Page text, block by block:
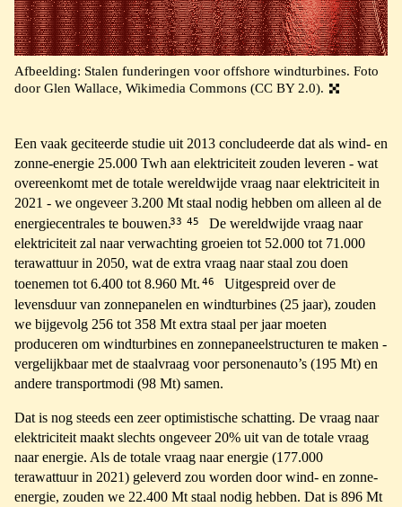
Afbeelding: Stalen funderingen voor offshore windturbines. Foto
door Glen Wallace, Wikimedia Commons (CC BY 2.0).
Een vaak geciteerde studie uit 2013 concludeerde dat als wind- en
zonne-energie 25.000 Twh aan elektriciteit zouden leveren - wat
overeenkomt met de totale wereldwijde vraag naar elektriciteit in
2021 - we ongeveer 3.200 Mt staal nodig hebben om alleen al de
energiecentrales te bouwen.33 45
De wereldwijde vraag naar
elektriciteit zal naar verwachting groeien tot 52.000 tot 71.000
terawattuur in 2050, wat de extra vraag naar staal zou doen
toenemen tot 6.400 tot 8.960 Mt.46
Uitgespreid over de
levensduur van zonnepanelen en windturbines (25 jaar), zouden
we bijgevolg 256 tot 358 Mt extra staal per jaar moeten
produceren om windturbines en zonnepaneelstructuren te maken -
vergelijkbaar met de staalvraag voor personenauto’s (195 Mt) en
andere transportmodi (98 Mt) samen.
Dat is nog steeds een zeer optimistische schatting. De vraag naar
elektriciteit maakt slechts ongeveer 20% uit van de totale vraag
naar energie. Als de totale vraag naar energie (177.000
terawattuur in 2021) geleverd zou worden door wind- en zonne-
energie, zouden we 22.400 Mt staal nodig hebben. Dat is 896 Mt